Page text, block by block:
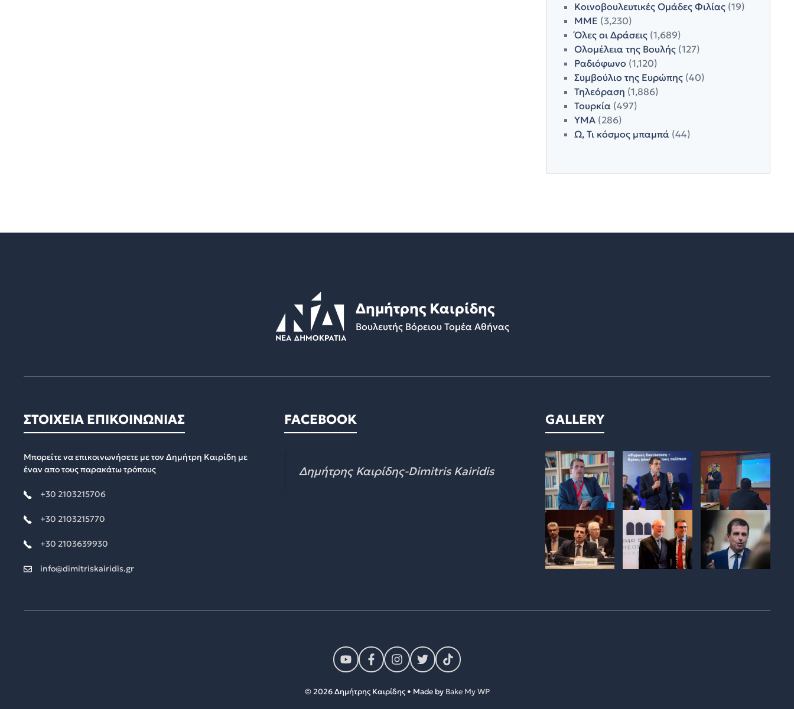
Κοινοβουλευτικές Ομάδες Φιλίας(19)
ΜΜΕ (3,230)
Όλες οι Δράσεις(1,689)
Ολομέλεια της Βουλής(127)
Ραδιόφωνο (1,120)
Συμβούλιο της Ευρώπης(40)
Τηλεόραση (1,886)
Τουρκία(497)
ΥΜΑ(286)
Ω, Τι κόσμος μπαμπά(44)
Δημήτρης Καιρίδης
Βουλευτής Βόρειου Τομέα Αθήνας
ΣΤΟΙΧΕΙΑ ΕΠΙΚΟΙΝΩΝΙΑΣ
Μπορείτε να επικοινωνήσετε με τον Δημήτρη Καιρίδη με
έναν απο τους παρακάτω τρόπους
+30 2103215706
+30 2103215770
+30 2103639930
info@dimitriskairidis.gr
FACEBOOK
Δημήτρης Καιρίδης-Dimitris Kairidis
GALLERY
© 2026 Δημήτρης Καιρίδης • Made by Bake My WP